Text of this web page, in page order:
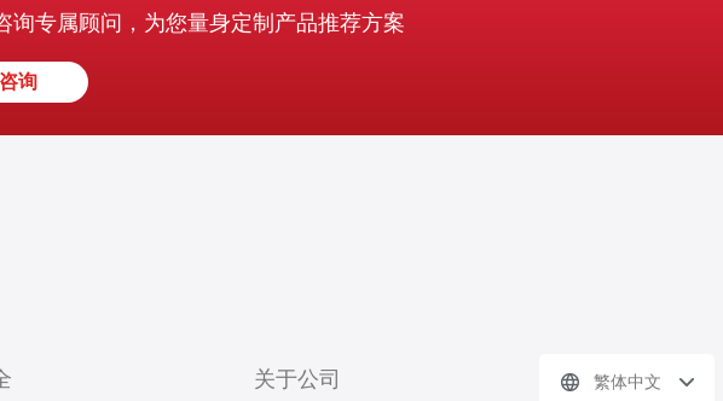
询专属顾问，为您量身定制产品推荐方案
询
关于公司 繁体中文